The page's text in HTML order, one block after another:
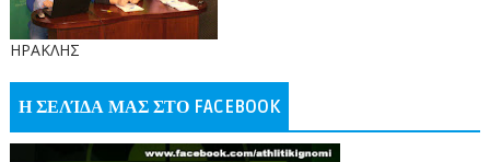
ΗΡΑΚΛΗΣ
Η ΣΕΛΊΔΑ ΜΑΣ ΣΤΟ FACEBOOK